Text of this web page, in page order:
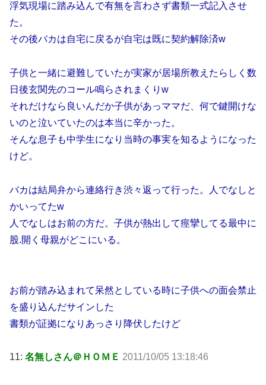
浮気現場に踏み込んで有無を言わさず書類一式記入させ
た。
その後バカは自宅に戻るが自宅は既に契約解除済w
子供と一緒に避難していたが実家が居場所教えたらしく数
日後玄関先のコール鳴らされまくりw
それだけなら良いんだか子供があっママだ、何で鍵開けな
いのと泣いていたのは本当に辛かった。
そんな息子も中学生になり当時の事実を知るようになった
けど。
バカは結局弁から連絡行き渋々返って行った。人でなしと
かいってたw
人でなしはお前の方だ。子供が熱出して痙攣してる最中に
股.開く母親がどこにいる。
お前が踏み込まれて呆然としている時に子供への面会禁止
を盛り込んだサインした
書類が証拠になりあっさり降伏したけど
11: 名無しさん＠ＨＯＭＥ 2011/10/05 13:18:46